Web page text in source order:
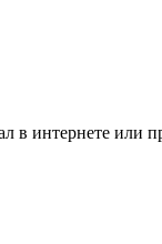
интернете или